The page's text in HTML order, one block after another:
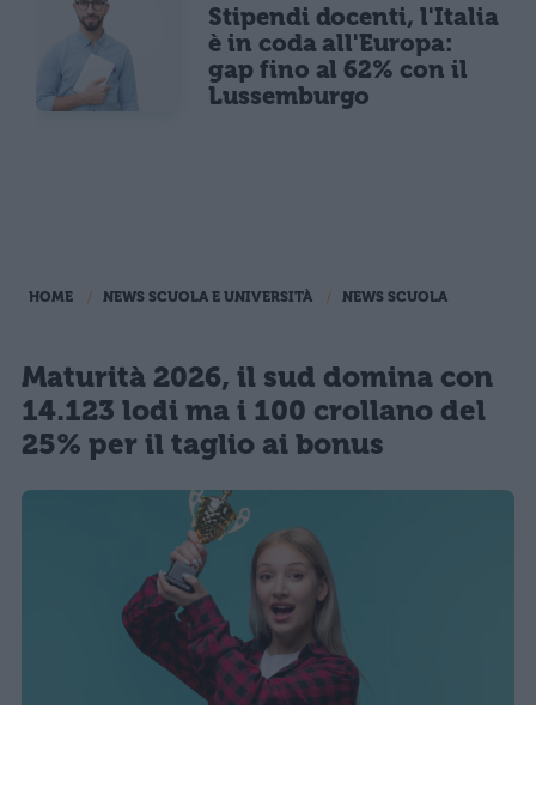
Stipendi docenti, l'Italia
è in coda all'Europa:
gap fino al 62% con il
Lussemburgo
HOME NEWS SCUOLA E UNIVERSITÀ NEWS SCUOLA
Maturità 2026, il sud domina con
14.123 lodi ma i 100 crollano del
25% per il taglio ai bonus